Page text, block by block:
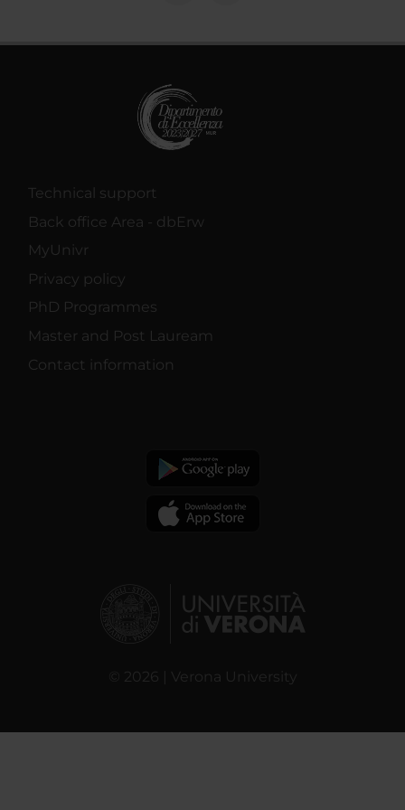
Technical support
Back office Area - dbErw
MyUnivr
Privacy policy
PhD Programmes
Master and Post Lauream
Contact information
© 2026 | Verona University